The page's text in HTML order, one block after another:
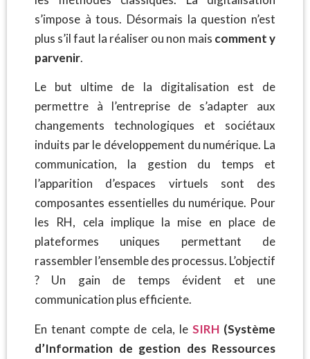
s’impose à tous. Désormais la question n’est
plus s’il faut la réaliser ou non mais comment y
parvenir.
Le but ultime de la digitalisation est de
permettre à l’entreprise de s’adapter aux
changements technologiques et sociétaux
induits par le développement du numérique. La
communication, la gestion du temps et
l’apparition d’espaces virtuels sont des
composantes essentielles du numérique. Pour
les RH, cela implique la mise en place de
plateformes uniques permettant de
rassembler l’ensemble des processus. L’objectif
? Un gain de temps évident et une
communication plus efficiente.
En tenant compte de cela, le SIRH(Système
d’Information de gestion des Ressources